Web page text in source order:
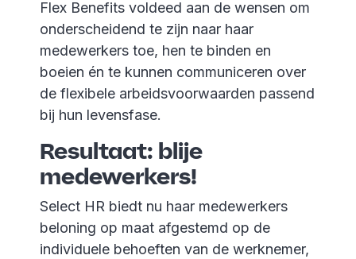
Flex Benefits voldeed aan de wensen om
onderscheidend te zijn naar haar
medewerkers toe, hen te binden en
boeien én te kunnen communiceren over
de flexibele arbeidsvoorwaarden passend
bij hun levensfase.
Resultaat: blije
medewerkers!
Select HR biedt nu haar medewerkers
beloning op maat afgestemd op de
individuele behoeften van de werknemer,